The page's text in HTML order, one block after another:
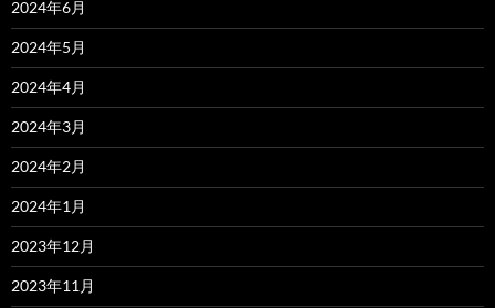
2024年6月
2024年5月
2024年4月
2024年3月
2024年2月
2024年1月
2023年12月
2023年11月